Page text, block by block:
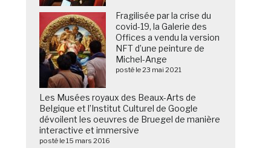
Fragilisée par la crise du
covid-19, la Galerie des
Offices a vendu la version
NFT d’une peinture de
Michel-Ange
posté le 23 mai 2021
Les Musées royaux des Beaux-Arts de
Belgique et l’Institut Culturel de Google
dévoilent les oeuvres de Bruegel de manière
interactive et immersive
posté le 15 mars 2016